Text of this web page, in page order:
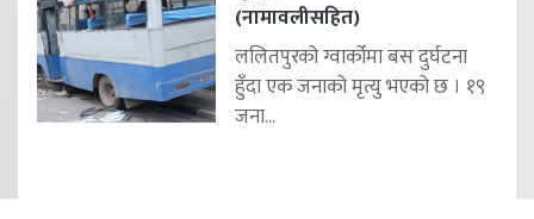
(नामावलीसहित)
ललितपुरको ग्वार्कोमा बस दुर्घटना
हुँदा एक जनाको मृत्यु भएको छ । १९
जना...